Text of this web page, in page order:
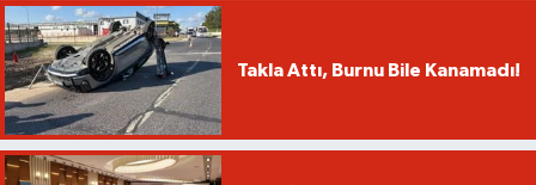
Takla Attı, Burnu Bile Kanamadı!